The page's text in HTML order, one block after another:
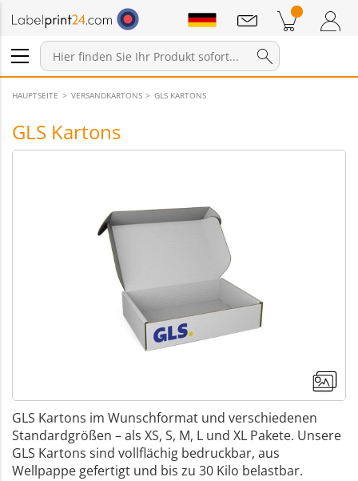
Anmelden / Registrieren
Warenkorb Zum Warenkorb
Mitteilungen
HAUPTSEITE VERSANDKARTONS GLS KARTONS
GLS Kartons
GLS Kartons im Wunschformat und verschiedenen
Standardgrößen – als XS, S, M, L und XL Pakete. Unsere
GLS Kartons sind vollflächig bedruckbar, aus
Wellpappe gefertigt und bis zu 30 Kilo belastbar.